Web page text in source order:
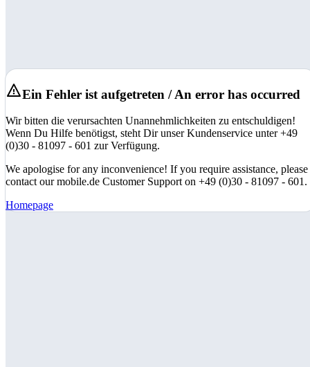
Ein Fehler ist aufgetreten / An error has occurred
Wir bitten die verursachten Unannehmlichkeiten zu entschuldigen!
Wenn Du Hilfe benötigst, steht Dir unser Kundenservice unter +49
(0)30 - 81097 - 601 zur Verfügung.
We apologise for any inconvenience! If you require assistance, please
contact our mobile.de Customer Support on +49 (0)30 - 81097 - 601.
Homepage